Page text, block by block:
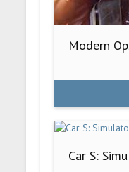
Modern
Car S: